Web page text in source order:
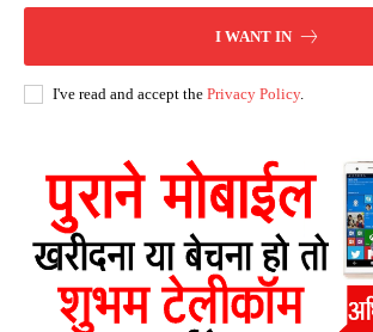
I WANT IN
I've read and accept the Privacy Policy.